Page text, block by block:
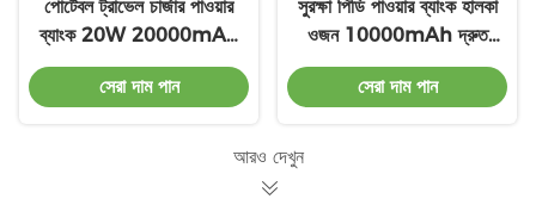
পোর্টেবল ট্রাভেল চার্জার পাওয়ার
ব্যাংক 20W 20000mAh
দ্রুত চার্জার পাওয়ার ব্যাংক
সেরা দাম পান
সুরক্ষা পিডি পাওয়ার ব্যাংক হালকা
ওজন 10000mAh দ্রুত
চার্জিং পাওয়ার ব্যাংক চার্জ
সেরা দাম পান
আরও দেখুন